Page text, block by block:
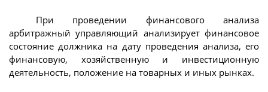
При проведении финансового анализа
арбитражный управляющий анализирует финансовое
состояние должника на дату проведения анализа, его
финансовую, хозяйственную и инвестиционную
деятельность, положение на товарных и иных рынках.